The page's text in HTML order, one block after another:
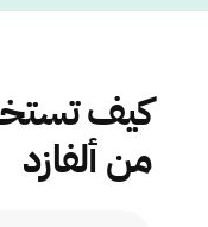
كيف
من ألفازد